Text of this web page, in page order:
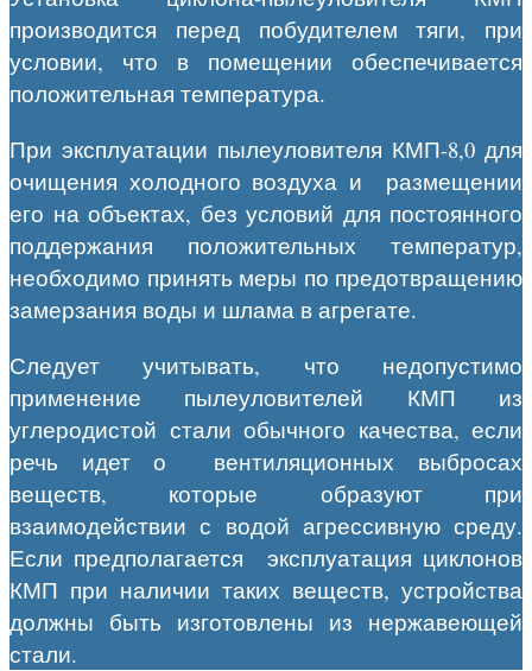
производится перед побудителем тяги, при
условии, что в помещении обеспечивается
положительная температура.
При эксплуатации пылеуловителя КМП-8,0 для
очищения холодного воздуха и размещении
его на объектах, без условий для постоянного
поддержания положительных температур,
необходимо принять меры по предотвращению
замерзания воды и шлама в агрегате.
Следует учитывать, что недопустимо
применение пылеуловителей КМП из
углеродистой стали обычного качества, если
речь идет о вентиляционных выбросах
веществ, которые образуют при
взаимодействии с водой агрессивную среду.
Если предполагается эксплуатация циклонов
КМП при наличии таких веществ, устройства
должны быть изготовлены из нержавеющей
стали.